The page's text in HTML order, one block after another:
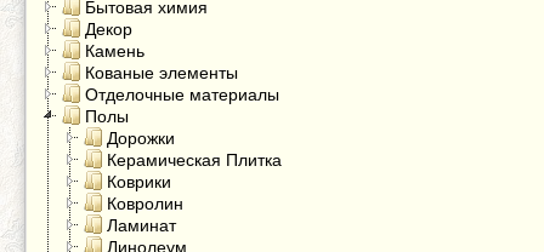
Бытовая химия
Декор
Камень
Кованые элементы
Отделочные материалы
Полы
Дорожки
Керамическая Плитка
Коврики
Ковролин
Ламинат
Линолеум